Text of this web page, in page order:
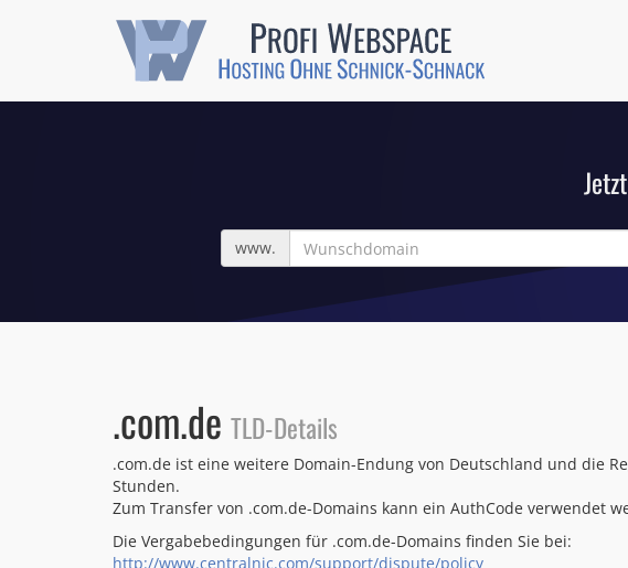
Wunschdomain
www.
.com.de TLD-Details
.com.de ist eine weitere Domain-Endung von Deutschland und die
Stunden.
Zum Transfer von .com.de-Domains kann ein AuthCode verwendet
Die Vergabebedingungen für .com.de-Domains finden Sie bei:
http://www.centralnic.com/support/dispute/policy